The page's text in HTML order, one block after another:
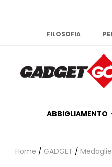
FILOSOFIA
ABBIGLIAMENTO
Home / GADGET /